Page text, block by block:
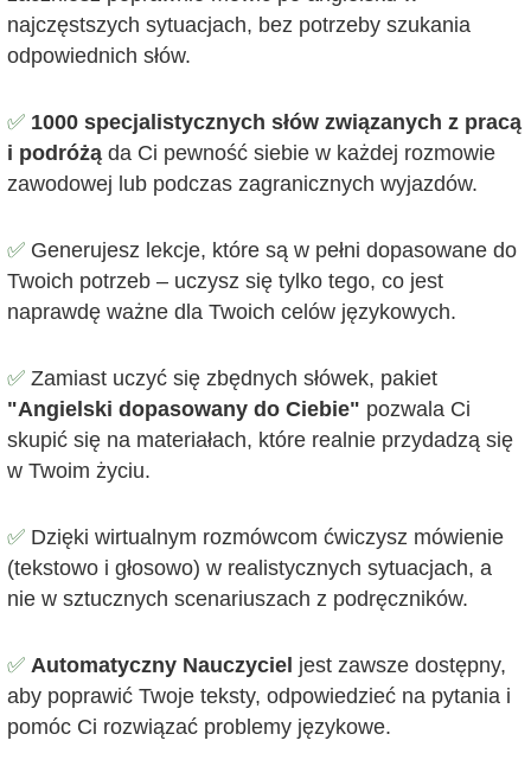
najczęstszych sytuacjach, bez potrzeby szukania
odpowiednich słów.
✅ 1000 specjalistycznych słów związanych z pracą
i podróżą da Ci pewność siebie w każdej rozmowie
zawodowej lub podczas zagranicznych wyjazdów.
✅ Generujesz lekcje, które są w pełni dopasowane do
Twoich potrzeb – uczysz się tylko tego, co jest
naprawdę ważne dla Twoich celów językowych.
✅ Zamiast uczyć się zbędnych słówek, pakiet
"Angielski dopasowany do Ciebie" pozwala Ci
skupić się na materiałach, które realnie przydadzą się
w Twoim życiu.
✅ Dzięki wirtualnym rozmówcom ćwiczysz mówienie
(tekstowo i głosowo) w realistycznych sytuacjach, a
nie w sztucznych scenariuszach z podręczników.
✅ Automatyczny Nauczyciel jest zawsze dostępny,
aby poprawić Twoje teksty, odpowiedzieć na pytania i
pomóc Ci rozwiązać problemy językowe.